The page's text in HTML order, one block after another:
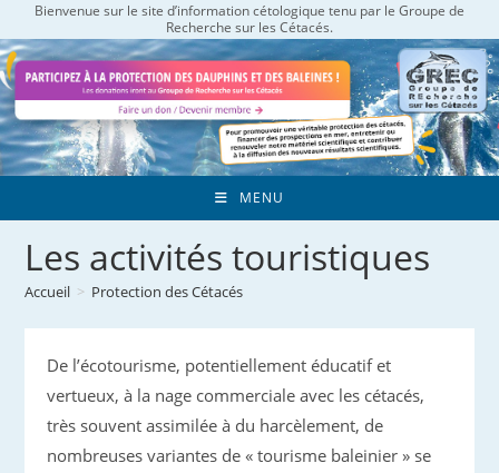
to
content
Bienvenue sur le site d’information cétologique tenu par le Groupe de
Recherche sur les Cétacés.
MENU
Les activités touristiques
Accueil > Protection des Cétacés
De l’écotourisme, potentiellement éducatif et
vertueux, à la nage commerciale avec les cétacés,
très souvent assimilée à du harcèlement, de
nombreuses variantes de « tourisme baleinier » se